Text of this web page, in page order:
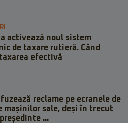
activează noul sistem
de taxare rutieră. Când
efectivă
reclame pe ecranele de
mașinilor sale, deși în trecut
...